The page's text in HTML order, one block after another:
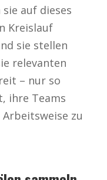
auf dieses
Kreislauf
sie stellen
relevanten
– nur so
ihre Teams
zu